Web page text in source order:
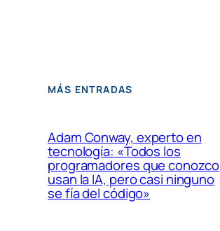
MÁS ENTRADAS
Adam Conway, experto en
tecnología: «Todos los
programadores que conozco
usan la IA, pero casi ninguno
se fía del código»